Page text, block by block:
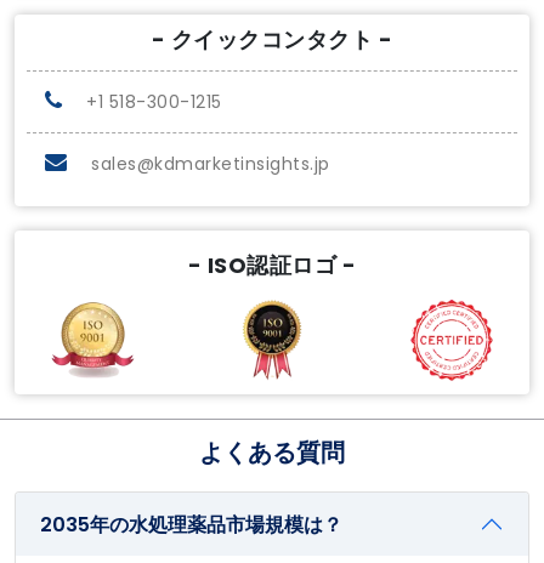
- クイックコンタクト -
+1 518-300-1215
sales@kdmarketinsights.jp
- ISO認証ロゴ -
よくある質問
2035年の水処理薬品市場規模は？